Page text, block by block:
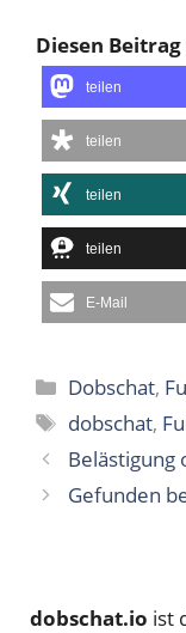
Diesen
teilen
teilen
teilen
teilen
E-Mail
Kategorien
Dobschat,
dobschat,
Belästigung
Gefunden
dobschat.io ist